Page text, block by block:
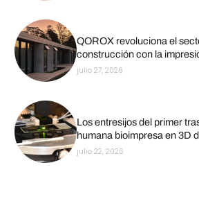
QOROX revoluciona el
construcción con la
julio 27, 2026
Los entresijos del primer
humana bioimpresa en 3D
julio 22, 2026